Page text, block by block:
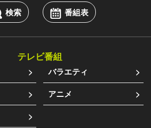
検索 番組表
テレビ番組
バラエティ
アニメ